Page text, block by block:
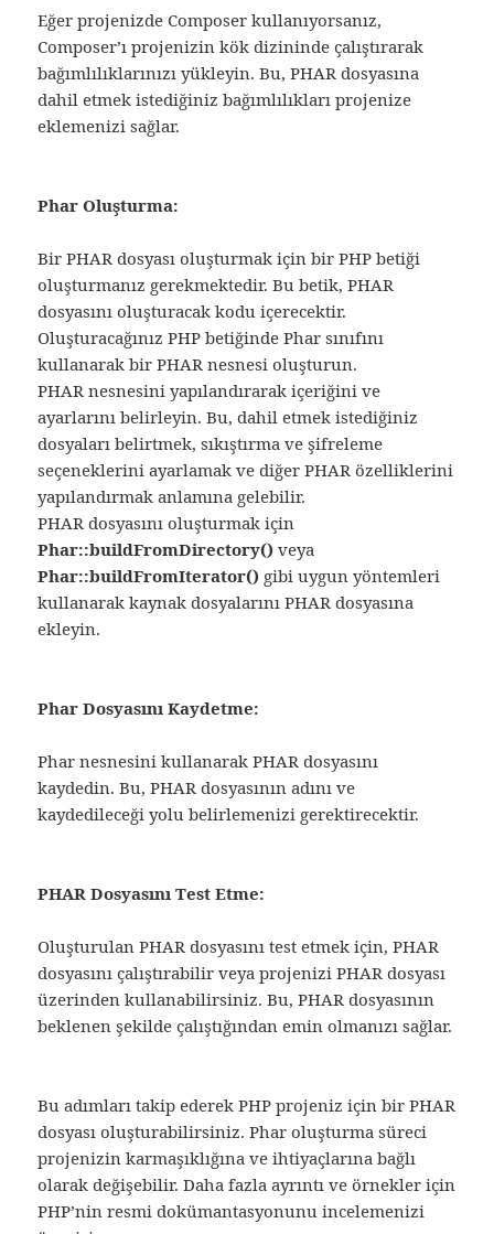
Eğer projenizde Composer kullanıyorsanız,
Composer’ı projenizin kök dizininde çalıştırarak
bağımlılıklarınızı yükleyin. Bu, PHAR dosyasına
dahil etmek istediğiniz bağımlılıkları projenize
eklemenizi sağlar.
Phar Oluşturma:
Bir PHAR dosyası oluşturmak için bir PHP betiği
oluşturmanız gerekmektedir. Bu betik, PHAR
dosyasını oluşturacak kodu içerecektir.
Oluşturacağınız PHP betiğinde Phar sınıfını
kullanarak bir PHAR nesnesi oluşturun.
PHAR nesnesini yapılandırarak içeriğini ve
ayarlarını belirleyin. Bu, dahil etmek istediğiniz
dosyaları belirtmek, sıkıştırma ve şifreleme
seçeneklerini ayarlamak ve diğer PHAR özelliklerini
yapılandırmak anlamına gelebilir.
PHAR dosyasını oluşturmak için
Phar::buildFromDirectory() veya
Phar::buildFromIterator() gibi uygun yöntemleri
kullanarak kaynak dosyalarını PHAR dosyasına
ekleyin.
Phar Dosyasını Kaydetme:
Phar nesnesini kullanarak PHAR dosyasını
kaydedin. Bu, PHAR dosyasının adını ve
kaydedileceği yolu belirlemenizi gerektirecektir.
PHAR Dosyasını Test Etme:
Oluşturulan PHAR dosyasını test etmek için, PHAR
dosyasını çalıştırabilir veya projenizi PHAR dosyası
üzerinden kullanabilirsiniz. Bu, PHAR dosyasının
beklenen şekilde çalıştığından emin olmanızı sağlar.
Bu adımları takip ederek PHP projeniz için bir PHAR
dosyası oluşturabilirsiniz. Phar oluşturma süreci
projenizin karmaşıklığına ve ihtiyaçlarına bağlı
olarak değişebilir. Daha fazla ayrıntı ve örnekler için
PHP’nin resmi dokümantasyonunu incelemenizi